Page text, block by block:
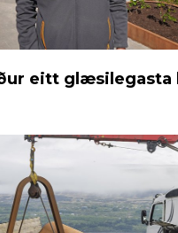
eitt glæsilegasta